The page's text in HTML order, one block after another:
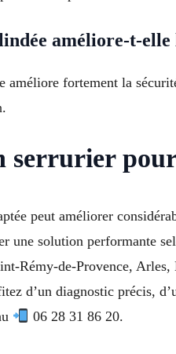
améliore-t-elle
améliore fortement la
serrurier
peut améliorer
une solution performante
Rémy-de-Provence,
d’un diagnostic précis,
06 28 31 86 20.